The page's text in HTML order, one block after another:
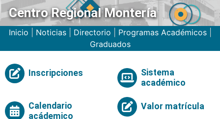
Centro Regional Montería
Inicio Noticias| Directorio Programas Académicos|
Graduados
Inscripciones
Sistema
académico
Calendario
acádemico
Valor matrícula